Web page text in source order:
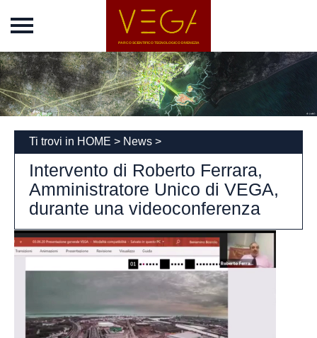
Home
Chi siamo
Incubatore
News
Eventi
Concordato
Società
Trasparente
Ti trovi in HOME > News >
Intervento di Roberto Ferrara,
Amministratore Unico di VEGA,
durante una videoconferenza